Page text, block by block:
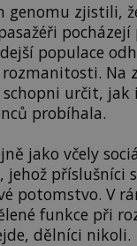
genomu zjistili,
pocházejí
populace
Na
určit, jak
probíhala.
jako včely
jehož příslušníci
potomstvo. V
funkce při
dělníci nikoli.